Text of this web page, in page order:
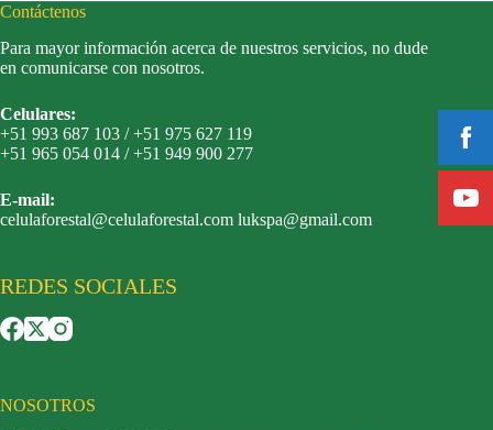
Contáctenos
Para mayor información acerca de nuestros servicios, no dude
en comunicarse con nosotros.
Celulares:
+51 993 687 103 / +51 975 627 119
+51 965 054 014 / +51 949 900 277
E-mail:
celulaforestal@celulaforestal.com lukspa@gmail.com
REDES SOCIALES
NOSOTROS